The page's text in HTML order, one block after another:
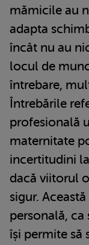
mămicile au
adapta
încât nu au
locul de
întrebare,
Întrebările
profesională
maternitate
incertitudini
dacă viitorul
sigur.
personală, ca
își permite să